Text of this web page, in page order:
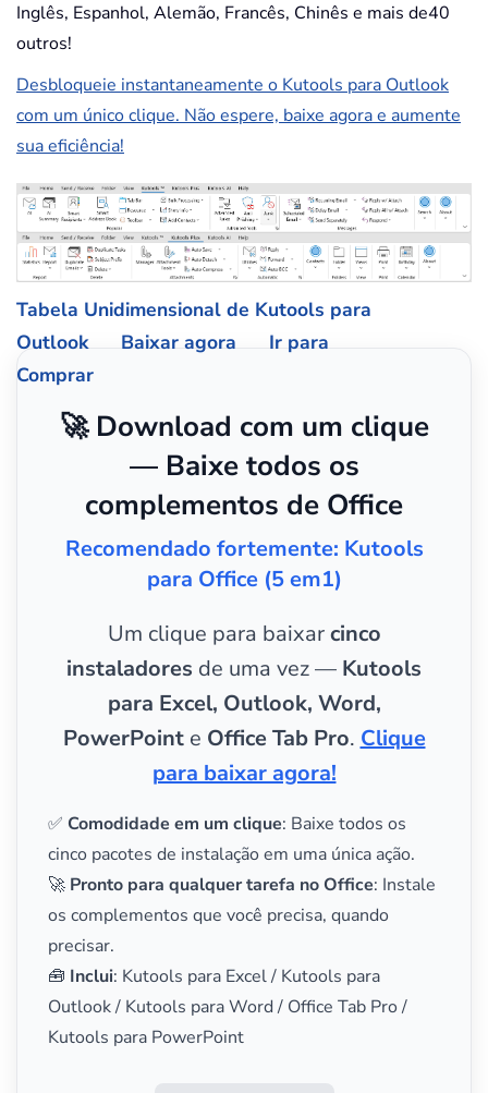
Inglês, Espanhol, Alemão, Francês, Chinês e mais de40
outros!
Desbloqueie instantaneamente o Kutools para Outlook
com um único clique. Não espere, baixe agora e aumente
sua eficiência!
Tabela Unidimensional de Kutools para
Outlook
Baixar agora
Ir para
Comprar
🚀 Download com um clique
— Baixe todos os
complementos de Office
Recomendado fortemente: Kutools
para Office (5 em1)
Um clique para baixarcinco
instaladores de uma vez — Kutools
para Excel, Outlook, Word,
PowerPointe Office Tab Pro. Clique
para baixar agora!
✅ Comodidade em um clique: Baixe todos os
cinco pacotes de instalação em uma única ação.
🚀 Pronto para qualquer tarefa no Office: Instale
os complementos que você precisa, quando
precisar.
🧰 Inclui: Kutools para Excel / Kutools para
Outlook / Kutools para Word / Office Tab Pro /
Kutools para PowerPoint